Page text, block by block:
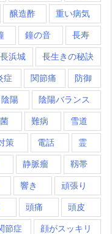
醸造酢 重い病気
鐘の音 長寿
長浜城 長生きの秘訣
症 関節痛 防御
陰陽 陰陽バランス
難病 雪道
策 電話 霊
静脈瘤 靱帯
響き 頑張り
頭痛 頭皮
節症 顔がスッキリ